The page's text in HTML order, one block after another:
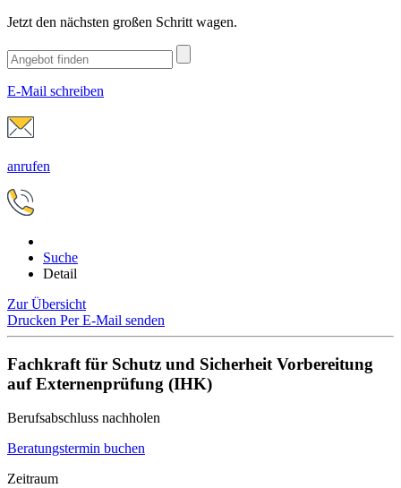
Jetzt den nächsten großen Schritt wagen.
E-Mail schreiben
anrufen
Suche
Detail
Zur Übersicht
Drucken Per E-Mail senden
Fachkraft für Schutz und Sicherheit Vorbereitung
auf Externenprüfung (IHK)
Berufsabschluss nachholen
Beratungstermin buchen
Zeitraum